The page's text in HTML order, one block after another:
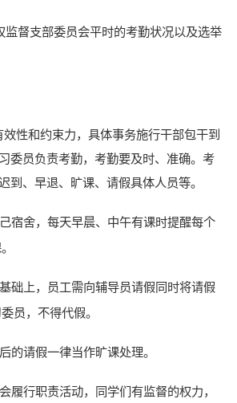
监督支部委员会平时的考勤状况以及选举
性和约束力，具体事务施行干部包干到
委员负责考勤，考勤要及时、准确。考
到、早退、旷课、请假具体人员等。
宿舍，每天早晨、中午有课时提醒每个
础上，员工需向辅导员请假同时将请假
员，不得代假。
的请假一律当作旷课处理。
履行职责活动，同学们有监督的权力，